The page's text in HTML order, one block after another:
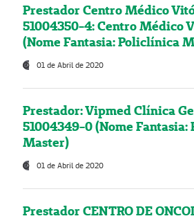
Prestador Centro Médico
51004350-4: Centro Médico
(Nome Fantasia: Policlínica
01 de Abril de 2020
Prestador: Vipmed Clínica
51004349-0 (Nome
Master)
01 de Abril de 2020
Prestador CENTRO DE